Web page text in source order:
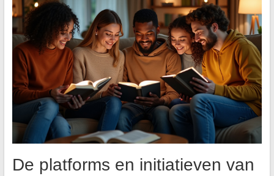
De platforms en initiatieven van